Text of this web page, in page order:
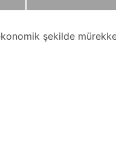
şekilde